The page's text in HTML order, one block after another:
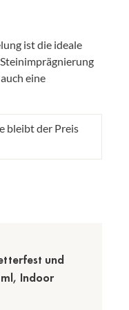
ist die ideale
eine
bleibt der Preis
und
Indoor